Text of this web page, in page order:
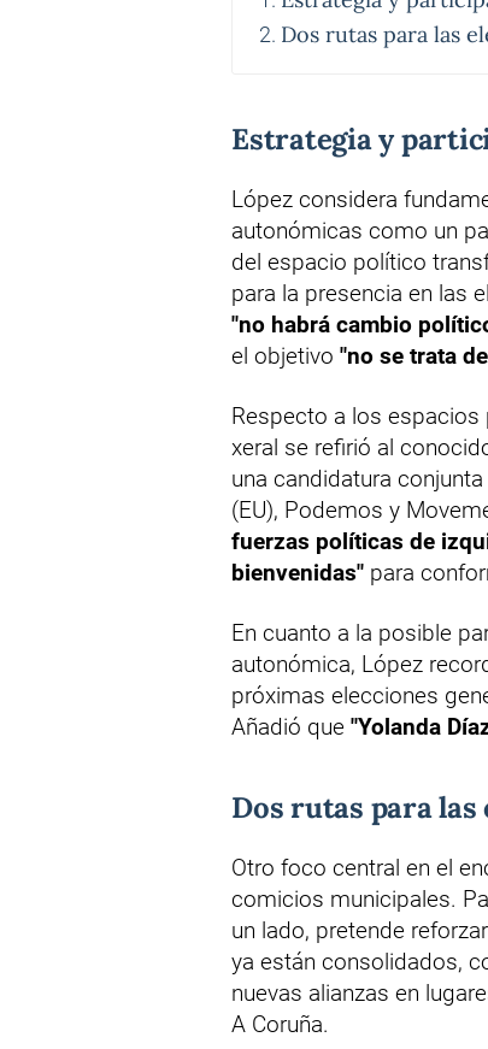
Dos rutas para las
Estrategia y
López considera
autonómicas como un
del espacio político
para la presencia en las
"no habrá cambio
el objetivo "no se trata
Respecto a los
xeral se refirió al
una candidatura
(EU), Podemos y
fuerzas políticas de
bienvenidas" para
En cuanto a la posible
autonómica, López
próximas elecciones
Añadió que "Yolanda
Dos rutas para
Otro foco central en el
comicios municipales.
un lado, pretende
ya están consolidados,
nuevas alianzas en
A Coruña.